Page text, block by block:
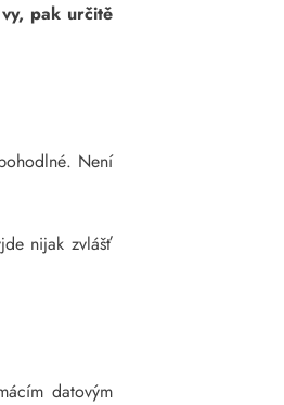
pak určitě
Není
nijak zvlášť
datovým